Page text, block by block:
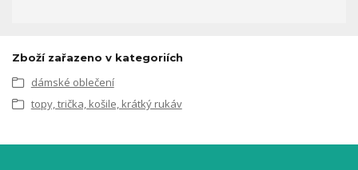
Zboží zařazeno v kategoriích
dámské oblečení
topy, trička, košile, krátký rukáv